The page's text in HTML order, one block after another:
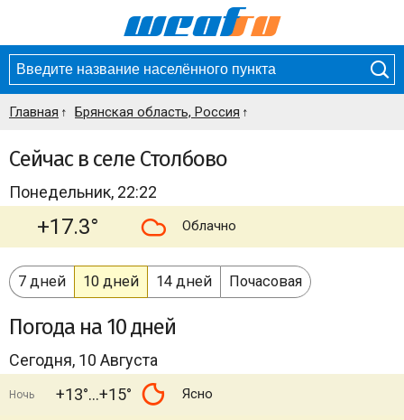
Главная Брянская область, Россия
Сейчас в селе Столбово
Понедельник, 22:22
+17.3° Облачно
7 дней 10 дней 14 дней Почасовая
Погода на 10 дней
Сегодня, 10 Августа
Ночь +13° +15° Ясно